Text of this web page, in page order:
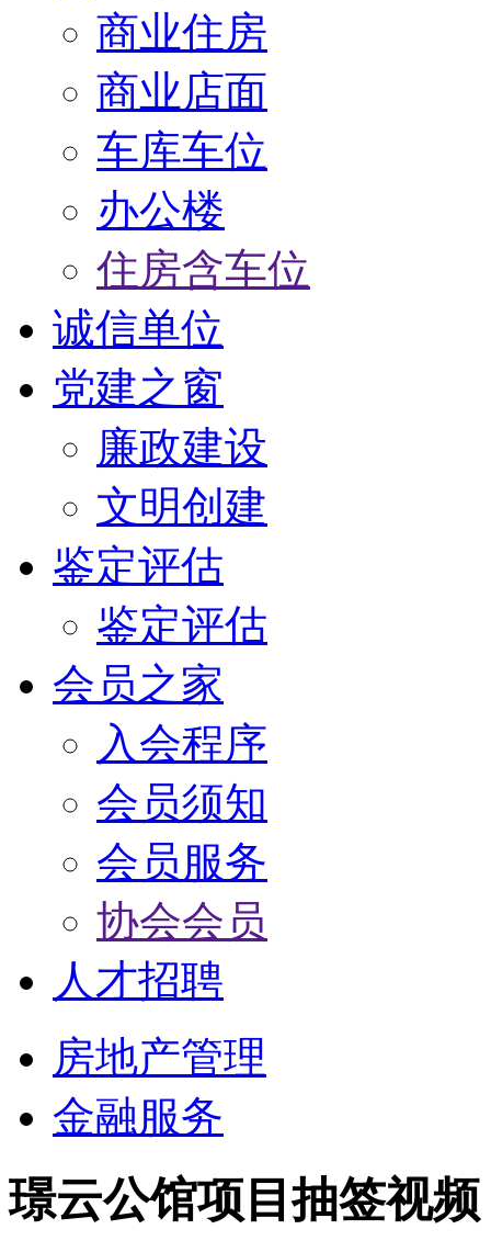
商业住房
商业店面
车库车位
办公楼
住房含车位
诚信单位
党建之窗
廉政建设
文明创建
鉴定评估
鉴定评估
会员之家
入会程序
会员须知
会员服务
协会会员
人才招聘
房地产管理
金融服务
璟云公馆项目抽签视频